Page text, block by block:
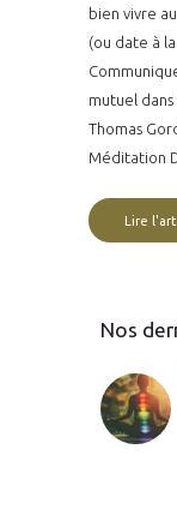
bien vivre
(ou date à
mutuel
Thomas
Méditation
Lire
Nos